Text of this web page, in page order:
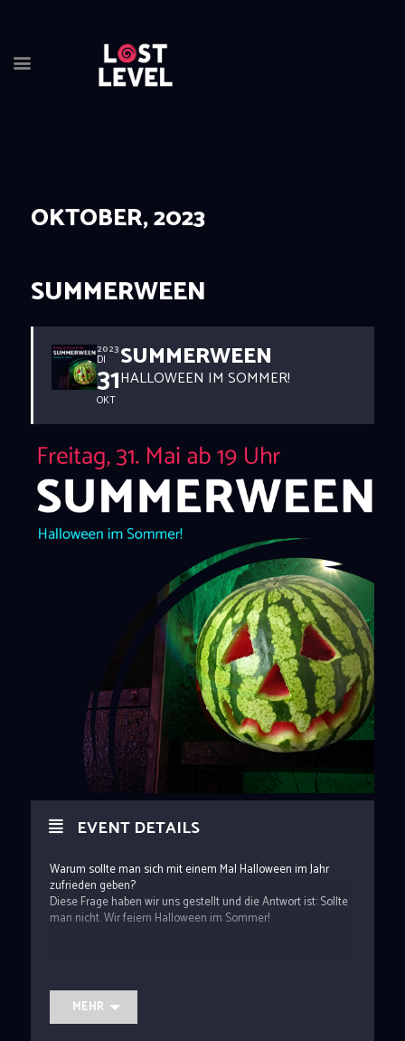
HOME
DRINKS
EVENTS
LOCATION
ABOUT
RESERVIERUNG
OKTOBER, 2023
SUMMERWEEN
2023
DI
31
OKT
SUMMERWEEN
HALLOWEEN IM SOMMER!
EVENT DETAILS
Warum sollte man sich mit einem Mal Halloween im Jahr
zufrieden geben?
Diese Frage haben wir uns gestellt und die Antwort ist: Sollte
man nicht. Wir feiern Halloween im Sommer!
Schaurig wie im Oktober, aber warm wie im Sommer. Wer
kann da schon Nein sagen?
MEHR